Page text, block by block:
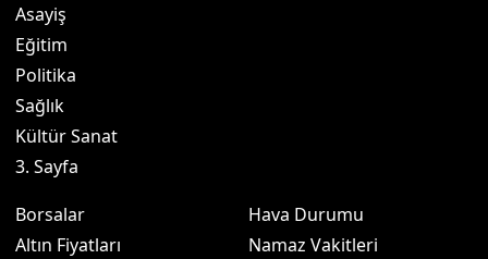
Asayiş
Eğitim
Politika
Sağlık
Kültür Sanat
3. Sayfa
Borsalar
Altın Fiyatları
Hava Durumu
Namaz Vakitleri